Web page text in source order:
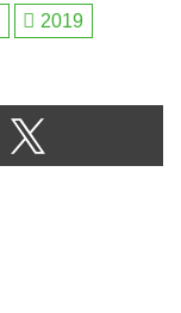
2019